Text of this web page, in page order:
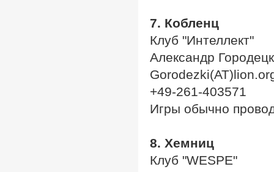
7. Кобленц
Клуб "Интеллект"
Александр
+49-261-403571
Игры обычно
8. Хемниц
Клуб "WESPE"